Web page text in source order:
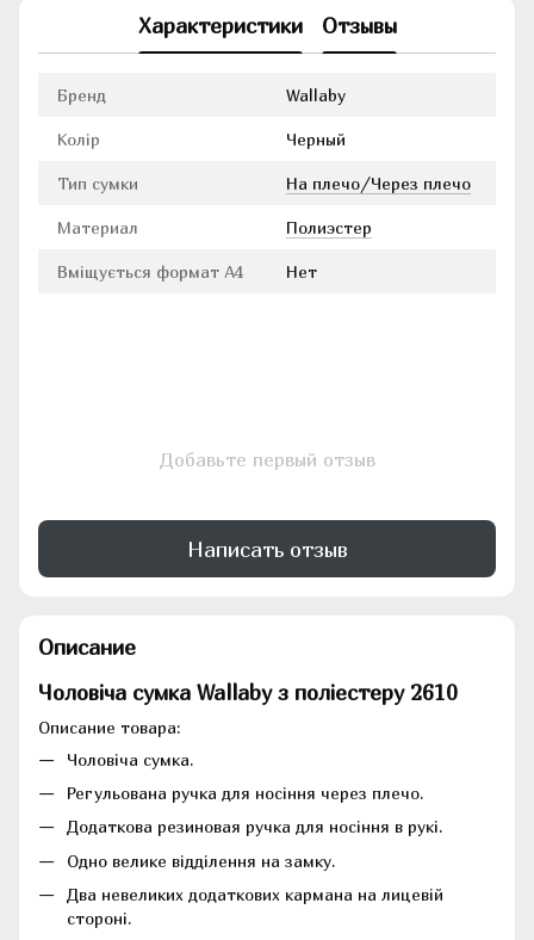
Характеристики Отзывы
Бренд Wallaby
Колір Черный
Тип сумки На плечо/Через плечо
Материал Полиэстер
Вміщується формат А4 Нет
Добавьте первый отзыв
Написать отзыв
Описание
Чоловіча сумка Wallaby з поліестеру 2610
Описание товара:
Чоловіча сумка.
Регульована ручка для носіння через плечо.
Додаткова резиновая ручка для носіння в рукі.
Одно велике відділення на замку.
Два невеликих додаткових кармана на лицевій
стороні.